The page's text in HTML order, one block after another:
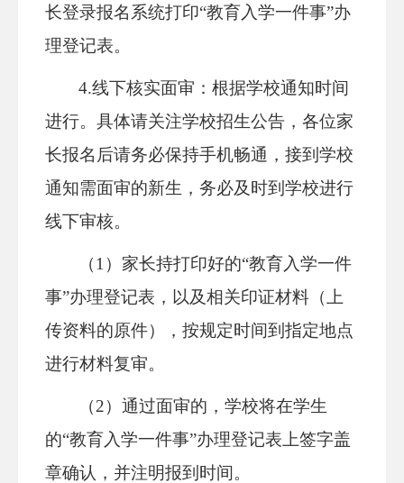
长登录报名系统打印“教育入学一件事”办
理登记表。
4.线下核实面审：根据学校通知时间
进行。 具体请关注学校招生公告，各位家
长报名后请务必保持手机畅通，接到学校
通知需面审的新生，务必及时到学校进行
线下审核。
（1）家长持打印好的“教育入学一件
事”办理登记表 ，以及相关印证材料（上
传资料的原件），按规定时间到指定地点
进行材料复审。
（2）通过面审的，学校将在学生
的“教育入学一件事”办理登记表上签字盖
章确认，并注明报到时间。